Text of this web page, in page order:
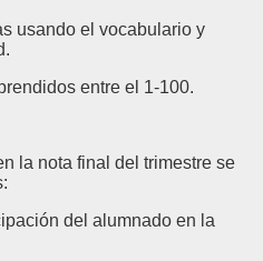
usando el vocabulario y
entre el 1-100.
la nota final del trimestre se
del alumnado en la